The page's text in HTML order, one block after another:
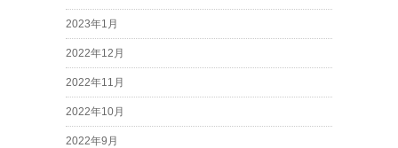
2023年1月
2022年12月
2022年11月
2022年10月
2022年9月